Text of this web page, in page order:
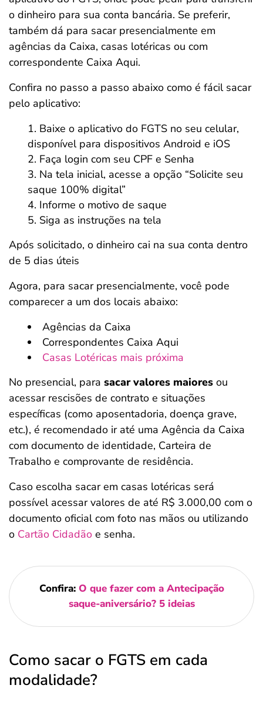
o dinheiro para sua conta bancária. Se preferir,
também dá para sacar presencialmente em
agências da Caixa, casas lotéricas ou com
correspondente Caixa Aqui.
Confira no passo a passo abaixo como é fácil sacar
pelo aplicativo:
Baixe o aplicativo do FGTS no seu celular,
disponível para dispositivos Android e iOS
Faça login com seu CPF e Senha
Na tela inicial, acesse a opção “Solicite seu
saque 100% digital”
Informe o motivo de saque
Siga as instruções na tela
Após solicitado, o dinheiro cai na sua conta dentro
de 5 dias úteis
Agora, para sacar presencialmente, você pode
comparecer a um dos locais abaixo:
Agências da Caixa
Correspondentes Caixa Aqui
Casas Lotéricas mais próxima
No presencial, para sacar valores maiores ou
acessar rescisões de contrato e situações
específicas (como aposentadoria, doença grave,
etc.), é recomendado ir até uma Agência da Caixa
com documento de identidade, Carteira de
Trabalho e comprovante de residência.
Caso escolha sacar em casas lotéricas será
possível acessar valores de até R$ 3.000,00 com o
documento oficial com foto nas mãos ou utilizando
o Cartão Cidadão e senha.
Confira: O que fazer com a Antecipação
saque-aniversário? 5 ideias
Como sacar o FGTS em cada
modalidade?